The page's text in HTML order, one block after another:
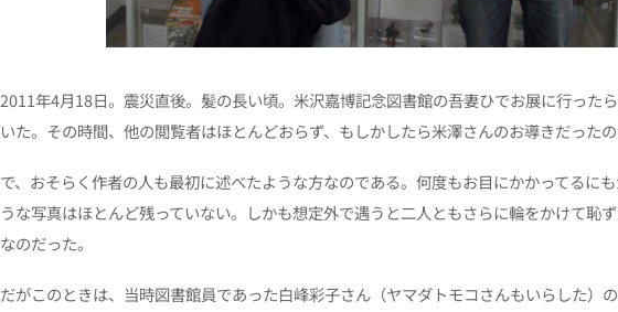
2011年4月18日。震災直後。髪の長い頃。米沢嘉博記念図書館の吾妻ひでお展に行った
いた。その時間、他の閲覧者はほとんどおらず、もしかしたら米澤さんのお導きだったの
で、おそらく作者の人も最初に述べたような方なのである。何度もお目にかかってるに
うな写真はほとんど残っていない。しかも想定外で遇うと二人ともさらに輪をかけて恥
なのだった。
だがこのときは、当時図書館員であった白峰彩子さん（ヤマダトモコさんもいらした）